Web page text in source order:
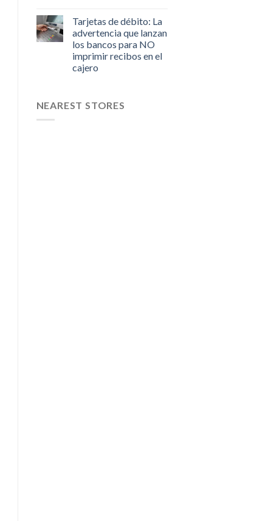
Tarjetas de débito: La
advertencia que lanzan
los bancos para NO
imprimir recibos en el
cajero
NEAREST STORES